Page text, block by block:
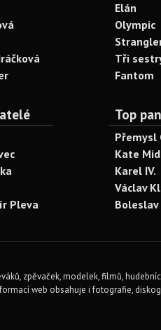
Elán
Olympic
Tři
Fantom
Pleva
Top
Přemysl
Kate
Karel IV.
Václav
Boleslav
zpěvaček, modelek, filmů,
web obsahuje i fotografie,